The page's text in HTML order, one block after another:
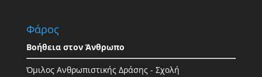
Φάρος
Βοήθεια στον Άνθρωπο
Όμιλος Ανθρωπιστικής Δράσης - Σχολή